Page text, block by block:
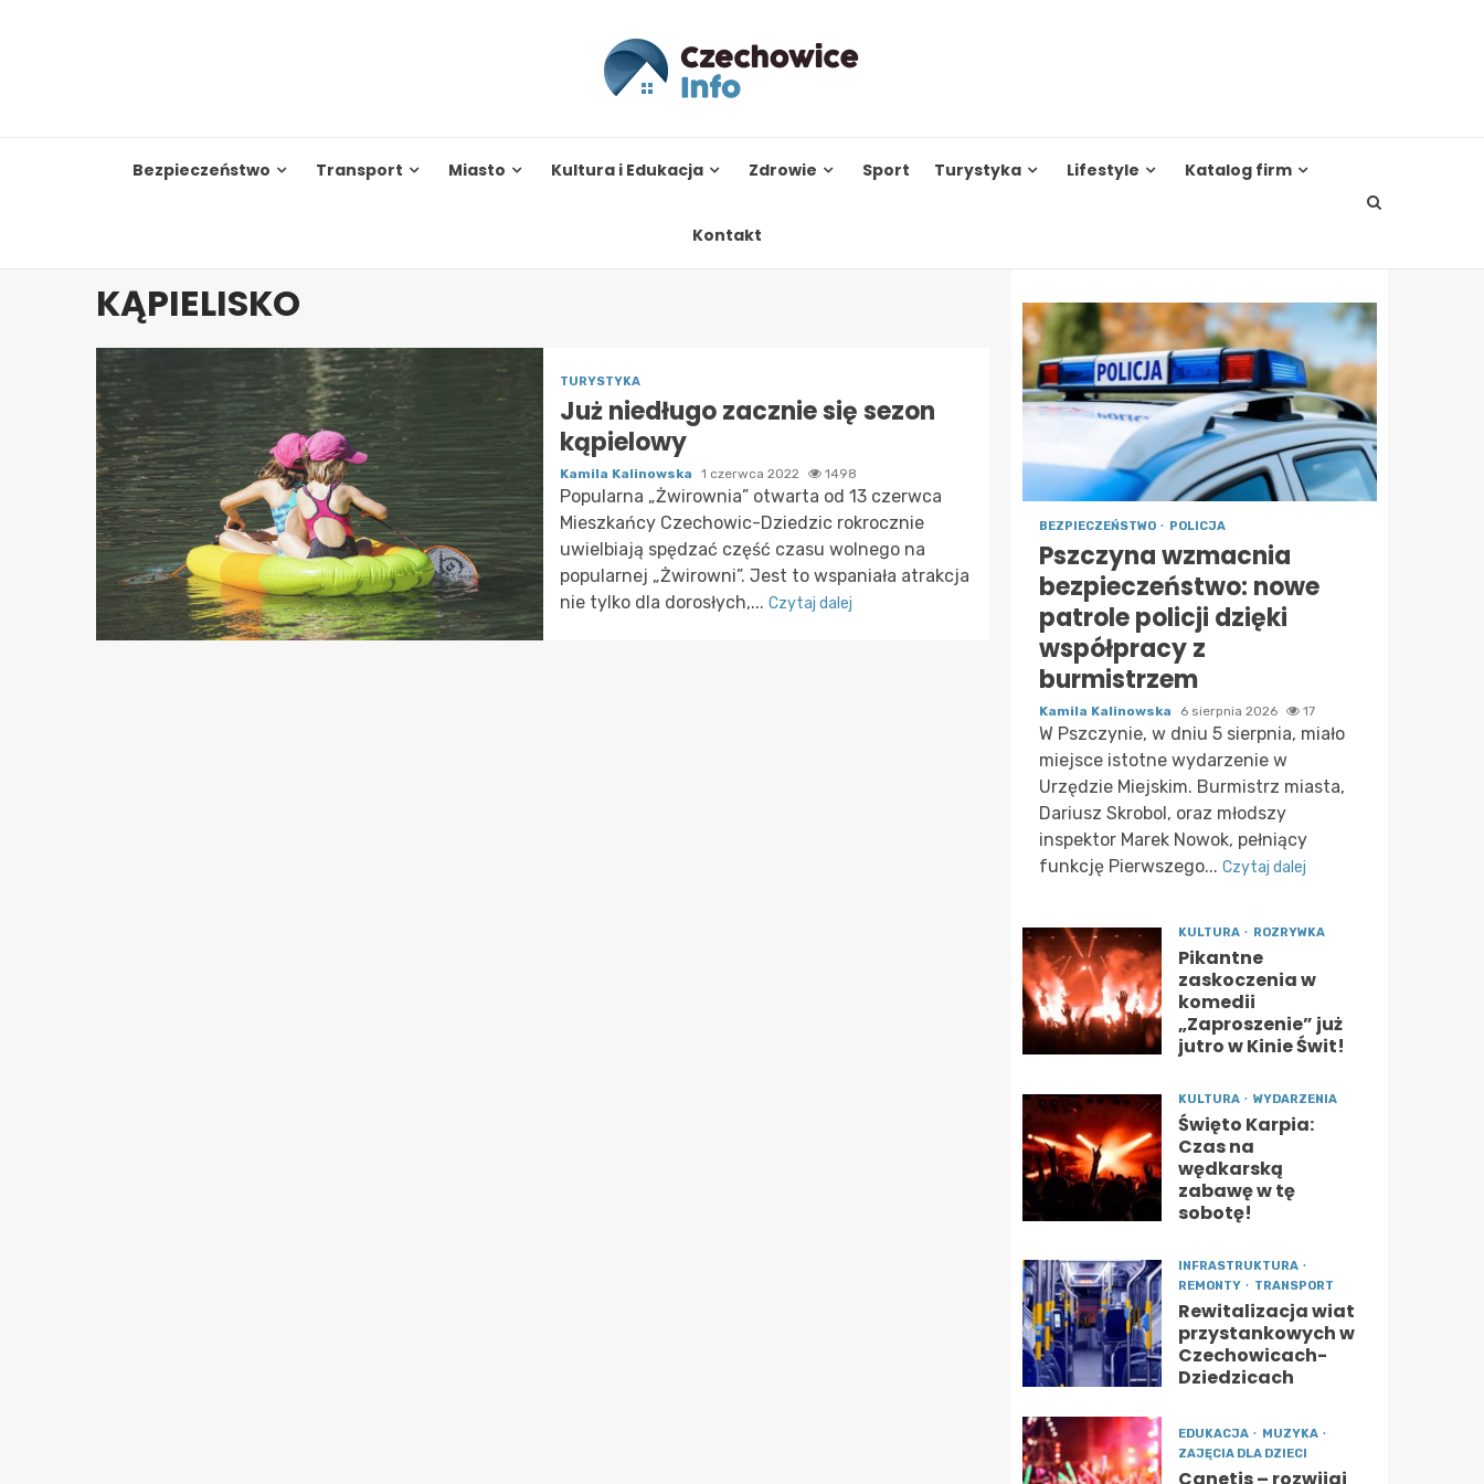
Bezpieczeństwo Transport Miasto Kultura i Edukacja Zdrowie Sport Turystyka Lifestyle Katalog firm
Kontakt
KĄPIELISKO
TURYSTYKA
Już niedługo zacznie się sezon
kąpielowy
Kamila Kalinowska 1 czerwca 2022 1498
Popularna „Żwirownia” otwarta od 13 czerwca
Mieszkańcy Czechowic-Dziedzic rokrocznie
uwielbiają spędzać część czasu wolnego na
popularnej „Żwirowni”. Jest to wspaniała atrakcja
nie tylko dla dorosłych,... Czytaj dalej
BEZPIECZEŃSTWO POLICJA
Pszczyna wzmacnia
bezpieczeństwo: nowe
patrole policji dzięki
współpracy z
burmistrzem
Kamila Kalinowska 6 sierpnia 2026 17
W Pszczynie, w dniu 5 sierpnia, miało
miejsce istotne wydarzenie w
Urzędzie Miejskim. Burmistrz miasta,
Dariusz Skrobol, oraz młodszy
inspektor Marek Nowok, pełniący
funkcję Pierwszego... Czytaj dalej
KULTURA ROZRYWKA
Pikantne
zaskoczenia w
komedii
„Zaproszenie” już
jutro w Kinie Świt!
KULTURA WYDARZENIA
Święto Karpia:
Czas na
wędkarską
zabawę w tę
sobotę!
INFRASTRUKTURA
REMONTY
TRANSPORT
Rewitalizacja wiat
przystankowych w
Czechowicach-
Dziedzicach
EDUKACJA
MUZYKA
ZAJĘCIA DLA DZIECI